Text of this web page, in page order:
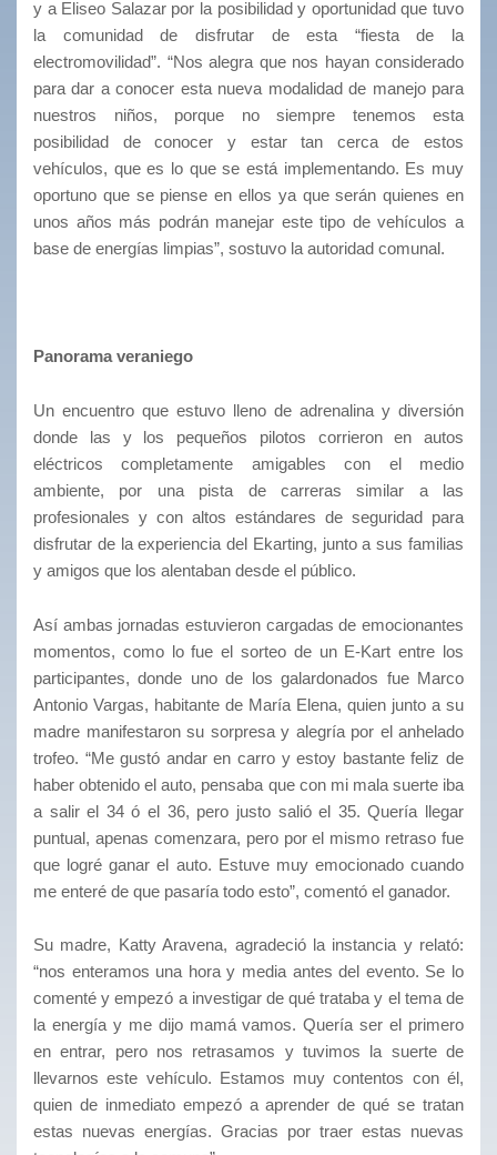
y a Eliseo Salazar por la posibilidad y oportunidad que tuvo
la comunidad de disfrutar de esta “fiesta de la
electromovilidad”. “Nos alegra que nos hayan considerado
para dar a conocer esta nueva modalidad de manejo para
nuestros niños, porque no siempre tenemos esta
posibilidad de conocer y estar tan cerca de estos
vehículos, que es lo que se está implementando. Es muy
oportuno que se piense en ellos ya que serán quienes en
unos años más podrán manejar este tipo de vehículos a
base de energías limpias”, sostuvo la autoridad comunal.
Panorama veraniego
Un encuentro que estuvo lleno de adrenalina y diversión
donde las y los pequeños pilotos corrieron en autos
eléctricos completamente amigables con el medio
ambiente, por una pista de carreras similar a las
profesionales y con altos estándares de seguridad para
disfrutar de la experiencia del Ekarting, junto a sus familias
y amigos que los alentaban desde el público.
Así ambas jornadas estuvieron cargadas de emocionantes
momentos, como lo fue el sorteo de un E-Kart entre los
participantes, donde uno de los galardonados fue Marco
Antonio Vargas, habitante de María Elena, quien junto a su
madre manifestaron su sorpresa y alegría por el anhelado
trofeo. “Me gustó andar en carro y estoy bastante feliz de
haber obtenido el auto, pensaba que con mi mala suerte iba
a salir el 34 ó el 36, pero justo salió el 35. Quería llegar
puntual, apenas comenzara, pero por el mismo retraso fue
que logré ganar el auto. Estuve muy emocionado cuando
me enteré de que pasaría todo esto”, comentó el ganador.
Su madre, Katty Aravena, agradeció la instancia y relató:
“nos enteramos una hora y media antes del evento. Se lo
comenté y empezó a investigar de qué trataba y el tema de
la energía y me dijo mamá vamos. Quería ser el primero
en entrar, pero nos retrasamos y tuvimos la suerte de
llevarnos este vehículo. Estamos muy contentos con él,
quien de inmediato empezó a aprender de qué se tratan
estas nuevas energías. Gracias por traer estas nuevas